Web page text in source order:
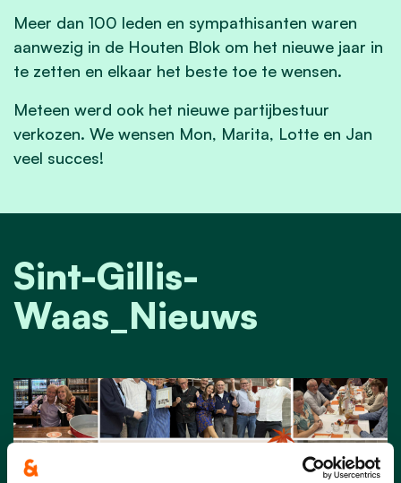
Meer dan 100 leden en sympathisanten waren
aanwezig in de Houten Blok om het nieuwe jaar in
te zetten en elkaar het beste toe te wensen.
Meteen werd ook het nieuwe partijbestuur
verkozen. We wensen Mon, Marita, Lotte en Jan
veel succes!
Sint-Gillis-
Waas_Nieuws